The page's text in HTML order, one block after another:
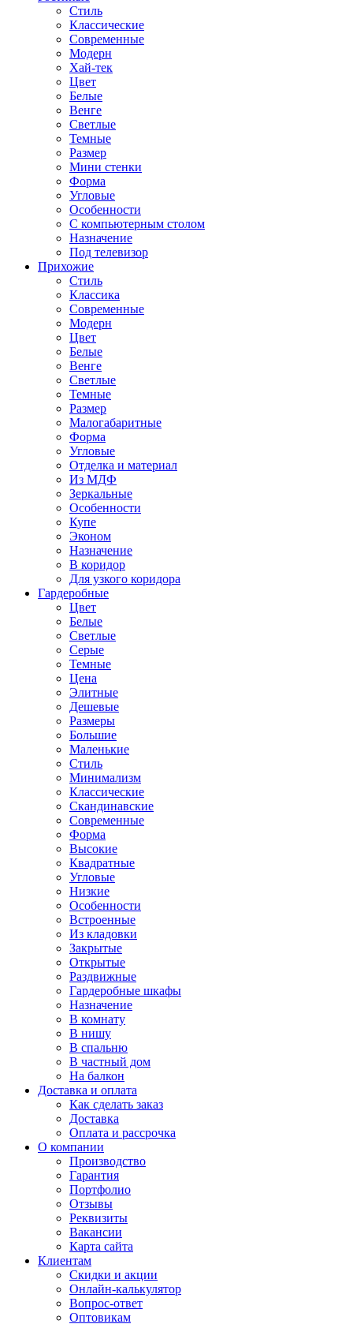
Стиль
Классические
Современные
Модерн
Хай-тек
Цвет
Белые
Венге
Светлые
Темные
Размер
Мини стенки
Форма
Угловые
Особенности
С компьютерным столом
Назначение
Под телевизор
Прихожие
Стиль
Классика
Современные
Модерн
Цвет
Белые
Венге
Светлые
Темные
Размер
Малогабаритные
Форма
Угловые
Отделка и материал
Из МДФ
Зеркальные
Особенности
Купе
Эконом
Назначение
В коридор
Для узкого коридора
Гардеробные
Цвет
Белые
Светлые
Серые
Темные
Цена
Элитные
Дешевые
Размеры
Большие
Маленькие
Стиль
Минимализм
Классические
Скандинавские
Современные
Форма
Высокие
Квадратные
Угловые
Низкие
Особенности
Встроенные
Из кладовки
Закрытые
Открытые
Раздвижные
Гардеробные шкафы
Назначение
В комнату
В нишу
В спальню
В частный дом
На балкон
Доставка и оплата
Как сделать заказ
Доставка
Оплата и рассрочка
О компании
Производство
Гарантия
Портфолио
Отзывы
Реквизиты
Вакансии
Карта сайта
Клиентам
Скидки и акции
Онлайн-калькулятор
Вопрос-ответ
Оптовикам